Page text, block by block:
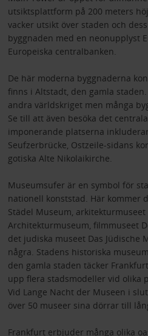
utsiktsplattform på 200 meters
vacker utsikt över staden och
byggnaden med en neonupplyst
Europeiska centralbanken.
De här moderna byggnaderna
finns i Altstadt, den gamla
andra världskriget men många
Se till att även besöka det
imponerande platserna
Seufzerbrücke, Ostzeile-sidans
gotiska Alte Nikolaikirche.
Museumsufer är en symbol för
nationell konststad. Här kommer
Städel Museum, arkitekturmuseet
Architekturmuseum, filmmuseet
det judiska museet Das Jüdische
några. Stadens historiska
den gamla staden täcker
upp flera stadsmodeller vid olika
Vid Lange Nacht der Museen i
över 50 museer sina dörrar till
Frankfurt erbjuder många olika